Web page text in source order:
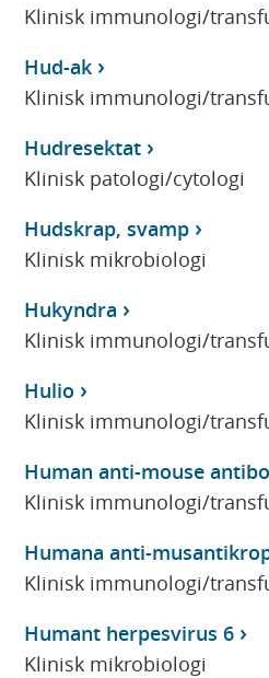
Klinisk immunologi/
Hud-ak
Klinisk immunologi/
Hudresektat
Klinisk patologi/cytologi
Hudskrap, svamp
Klinisk mikrobiologi
Hukyndra
Klinisk immunologi/
Hulio
Klinisk immunologi/
Human anti-mouse
Klinisk immunologi/
Humana anti-
Klinisk immunologi/
Humant herpesvirus 6
Klinisk mikrobiologi